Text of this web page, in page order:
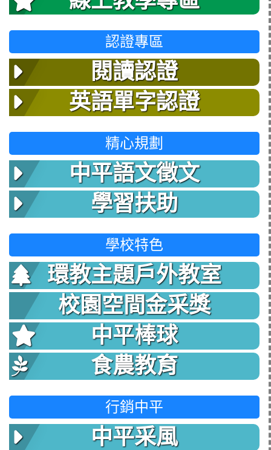
認證專區
閱讀認證
英語單字認證
精心規劃
中平語文徵文
學習扶助
學校特色
環教主題戶外教室
校園空間金采獎
中平棒球
食農教育
行銷中平
中平采風